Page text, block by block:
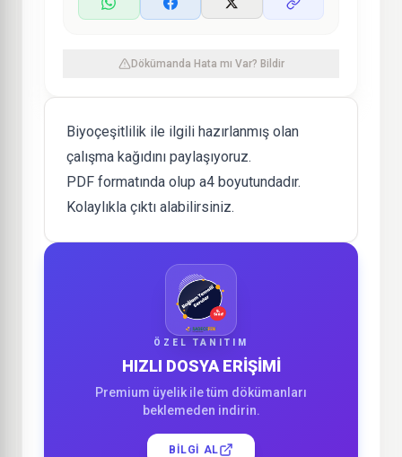
Dökümanda Hata mı Var? Bildir
Biyoçeşitlilik ile ilgili hazırlanmış olan
çalışma kağıdını paylaşıyoruz.
PDF formatında olup a4 boyutundadır.
Kolaylıkla çıktı alabilirsiniz.
ÖZEL TANITIM
HIZLI DOSYA ERİŞİMİ
Premium üyelik ile tüm dökümanları
beklemeden indirin.
BILGI AL